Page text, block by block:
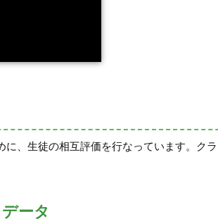
、生徒の相互評価を行なっています。ク
ータ